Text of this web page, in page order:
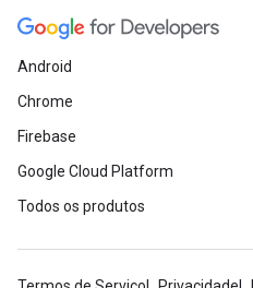
Android
Chrome
Firebase
Google Cloud Platform
Todos os produtos